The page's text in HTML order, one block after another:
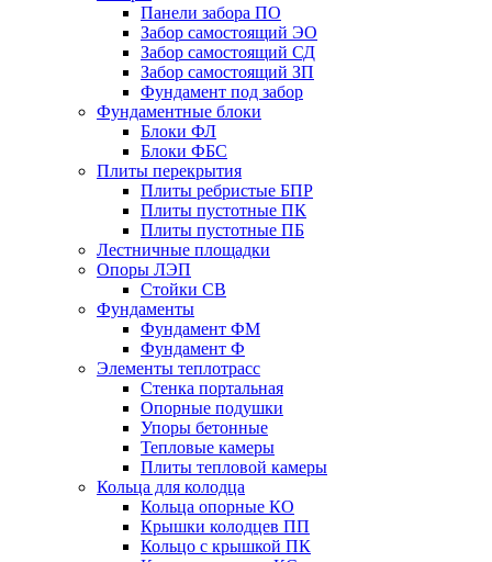
Панели забора ПО
Забор самостоящий ЭО
Забор самостоящий СД
Забор самостоящий ЗП
Фyндамент под забор
Фундаментные блоки
Блоки ФЛ
Блоки ФБС
Плиты перекрытия
Плиты ребристые БПР
Плиты пустотные ПК
Плиты пустотные ПБ
Лестничные площадки
Опоры ЛЭП
Стойки СВ
Фундаменты
Фyндамент ФМ
Фyндамент Ф
Элементы теплотрасс
Стенка портальная
Опорные подушки
Упоры бетонные
Тепловые камеры
Плиты тепловой камеры
Кольца для колодца
Кольца опорные КО
Крышки колодцев ПП
Кольцо с крышкой ПК